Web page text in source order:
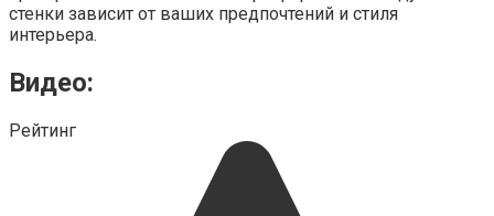
стенки зависит от ваших предпочтений и стиля
интерьера.
Видео:
Рейтинг